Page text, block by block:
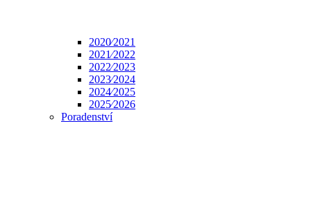
2020⁄2021
2021⁄2022
2022⁄2023
2023⁄2024
2024⁄2025
2025⁄2026
Poradenství